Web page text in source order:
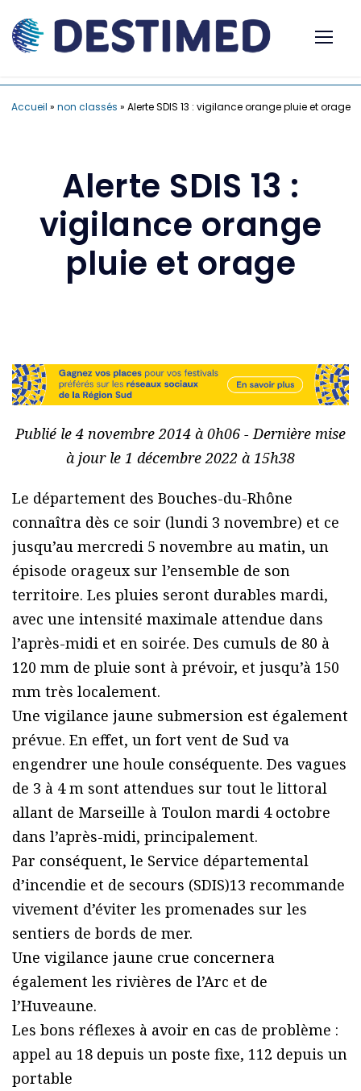
Accueil » non classés » Alerte SDIS 13 : vigilance orange pluie et orage
Alerte SDIS 13 :
vigilance orange
pluie et orage
Publié le 4 novembre 2014 à 0h06 - Dernière mise
à jour le 1 décembre 2022 à 15h38
Le département des Bouches-du-Rhône
connaîtra dès ce soir (lundi 3 novembre) et ce
jusqu’au mercredi 5 novembre au matin, un
épisode orageux sur l’ensemble de son
territoire. Les pluies seront durables mardi,
avec une intensité maximale attendue dans
l’après-midi et en soirée. Des cumuls de 80 à
120 mm de pluie sont à prévoir, et jusqu’à 150
mm très localement.
Une vigilance jaune submersion est également
prévue. En effet, un fort vent de Sud va
engendrer une houle conséquente. Des vagues
de 3 à 4 m sont attendues sur tout le littoral
allant de Marseille à Toulon mardi 4 octobre
dans l’après-midi, principalement.
Par conséquent, le Service départemental
d’incendie et de secours (SDIS)13 recommande
vivement d’éviter les promenades sur les
sentiers de bords de mer.
Une vigilance jaune crue concernera
également les rivières de l’Arc et de
l’Huveaune.
Les bons réflexes à avoir en cas de problème :
appel au 18 depuis un poste fixe, 112 depuis un
portable